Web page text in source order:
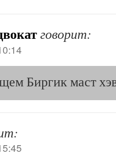
говорит:
Биргик маст